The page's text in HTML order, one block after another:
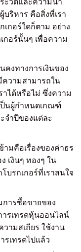
บริหาร คือสิ่งที่เรา
กอร์ใดก็ตาม อย่าง
กอร์นั้นๆ เพื่อความ
งทางการเงินของ
ความสามารถใน
าได้หรือไม่ ซึ่งความ
ป็นผู้กำหนดเกณฑ์
จำปีของแต่ละ
มคือเรื่องของค่าธร
เงินๆ ทองๆ ใน
บรกเกอร์ที่เราสนใจ
ารซื้อขายของ
ารเทรดหุ้นออนไลน์
ามสเถียร ใช้งาน
รเทรดไปแล้ว